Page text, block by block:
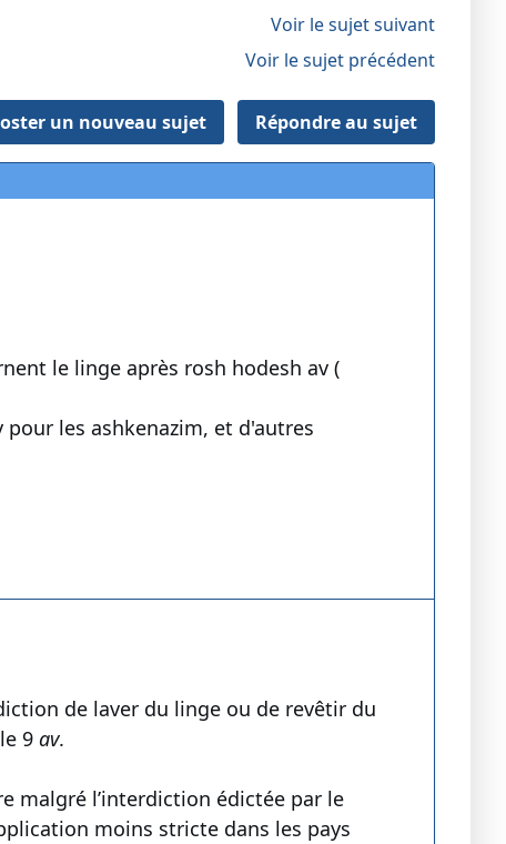
Voir le sujet suivant
Voir le sujet précédent
un nouveau sujet Répondre au sujet
le linge après rosh hodesh av (
les ashkenazim, et d'autres
de laver du linge ou de revêtir du
9 av.
malgré l’interdiction édictée par le
moins stricte dans les pays